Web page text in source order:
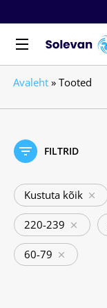
Avaleht » Tooted
FILTRID
Kustuta kõik
220-239
60-79